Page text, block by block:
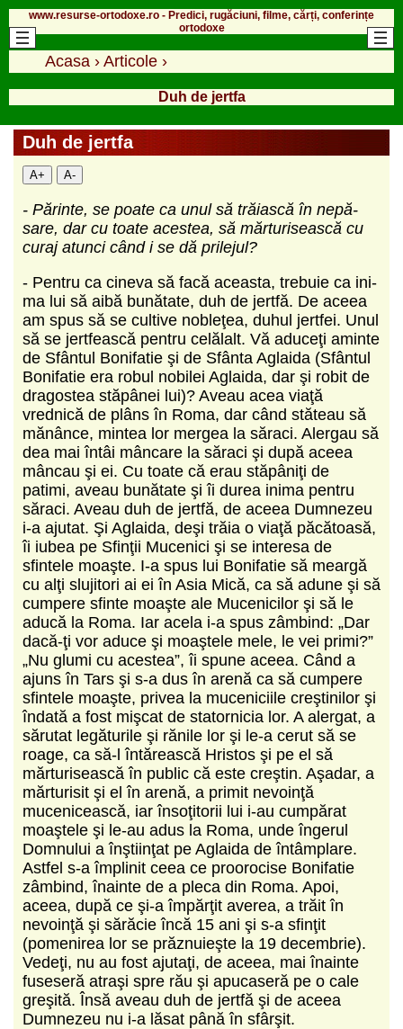
www.resurse-ortodoxe.ro - Predici, rugăciuni, filme, cărți, conferințe
ortodoxe
Acasa › Articole ›
Duh de jertfa
Duh de jertfa
A+ A-
- Părinte, se poate ca unul să trăiască în nepă­
sare, dar cu toate acestea, să mărturisească cu
curaj atunci când i se dă prilejul?
- Pentru ca cineva să facă aceasta, trebuie ca ini­
ma lui să aibă bunătate, duh de jertfă. De aceea
am spus să se cultive nobleţea, duhul jertfei. Unul
să se jertfească pentru celălalt. Vă aduceţi aminte
de Sfân­tul Bonifatie şi de Sfânta Aglaida (Sfântul
Bonifatie era robul nobilei Aglaida, dar şi robit de
dragostea stăpânei lui)? Aveau acea viaţă
vrednică de plâns în Roma, dar când stăteau să
mă­nânce, mintea lor mergea la săraci. Alergau să
dea mai întâi mâncare la săraci şi după aceea
mâncau şi ei. Cu toate că erau stăpâniţi de
patimi, aveau bunătate şi îi durea inima pentru
săraci. Aveau duh de jertfă, de aceea Dumnezeu
i-a ajutat. Şi Aglaida, deşi trăia o viaţă păcătoasă,
îi iubea pe Sfinţii Mucenici şi se interesa de
sfintele moaşte. I-a spus lui Bonifatie să meargă
cu alţi slujitori ai ei în Asia Mică, ca să adune şi să
cumpere sfinte moaşte ale Mucenicilor şi să le
aducă la Roma. Iar acela i-a spus zâmbind: „Dar
dacă-ţi vor aduce şi moaştele mele, le vei primi?”
„Nu glumi cu acestea”, îi spune aceea. Când a
ajuns în Tars şi s-a dus în arenă ca să cumpere
sfintele moaş­te, privea la muceniciile creştinilor şi
îndată a fost mişcat de statornicia lor. A alergat, a
sărutat legătu­rile şi rănile lor şi le-a cerut să se
roage, ca să-l întă­rească Hristos şi pe el să
mărturisească în public că este creştin. Aşadar, a
mărturisit şi el în arenă, a pri­mit nevoinţă
mucenicească, iar însoţitorii lui i-au cumpărat
moaştele şi le-au adus la Roma, unde înge­rul
Domnului a înştiinţat pe Aglaida de întâmplare.
Astfel s-a împlinit ceea ce proorocise Bonifatie
zâm­bind, înainte de a pleca din Roma. Apoi,
aceea, după ce şi-a împărţit averea, a trăit în
nevoinţă şi sărăcie încă 15 ani şi s-a sfinţit
(pomenirea lor se prăznuieşte la 19 decembrie).
Vedeţi, nu au fost ajutaţi, de aceea, mai înainte
fuseseră atraşi spre rău şi apucaseră pe o cale
greşită. Însă aveau duh de jertfă şi de aceea
Dumnezeu nu i-a lăsat până în sfârşit.